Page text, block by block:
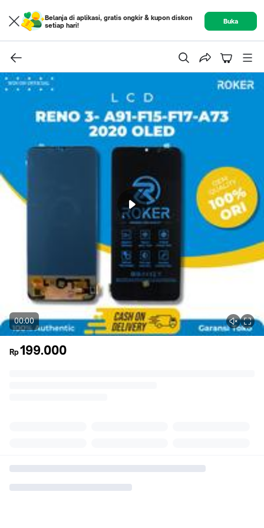
Belanja di aplikasi, gratis ongkir & kupon diskon
setiap hari!
Buka
00:00
Rp199.000